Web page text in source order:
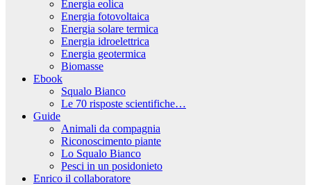
Energia eolica
Energia fotovoltaica
Energia solare termica
Energia idroelettrica
Energia geotermica
Biomasse
Ebook
Squalo Bianco
Le 70 risposte scientifiche…
Guide
Animali da compagnia
Riconoscimento piante
Lo Squalo Bianco
Pesci in un posidonieto
Enrico il collaboratore